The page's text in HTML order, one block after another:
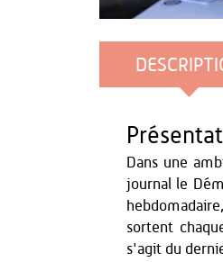
Dans une
journal le
sortent
s'agit du